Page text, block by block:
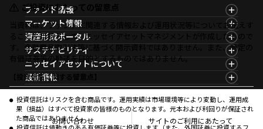
ご投資にあたっての留意点
当資料は、ファンドに関連する情報および運用状況等についてお伝えす
ることを目的として、ニッセイアセットマネジメントが作成したもので
す。金融商品取引法等に基づく開示資料ではありません。また、特定の
有価証券等の勧誘を目的とするものではありません。
【投資信託に関する留意点】
投資信託はリスクを含む商品です。運用実績は市場環境等により変動し、運用成
果（損益）はすべて投資家の皆様のものとなります。元本および利回りが保証され
た商品ではありません。
投資信託は値動きのある有価証券等に投資します（また、外国証券に投資するフ
ファンド情報
ファンド情報TOP
基準価額一覧
ファンド検索
ファンド比較
決算カレンダー
海外休日カレンダー
投資信託新商品のご案内
投資信託償還商品のご案内
ちょこっと3分！ファンドシアター
有価証券届出書の効力の発生の有無について
マーケット情報
マーケット情報TOP
マーケット指数
マーケットレポート
コラム
ファンドレポート
資産形成ポータル
資産形成ポータルTOP
資産形成サービス
Nダイレクト
Goal Navi
資産形成サポート
サステナビリティ
サステナビリティTOP
サステナビリティ経営
サステナブル投資
ニッセイアセットについて
ニッセイアセットについてTOP
会社情報
プレスリリース
受賞歴
方針・その他開示情報
最新情報
マーケットニュース
商品ニュース
おしらせ
メディアお問い合わせ サイトのご利用にあたって